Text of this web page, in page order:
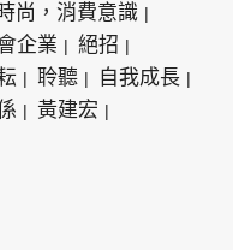
尚，消費意識
企業
絕招
聆聽
自我成長
黃建宏